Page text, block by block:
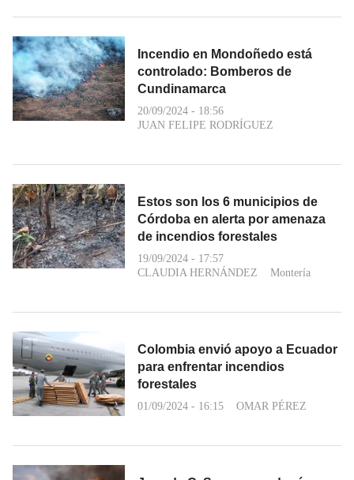
Incendio en Mondoñedo está
controlado: Bomberos de
Cundinamarca
20/09/2024 - 18:56
JUAN FELIPE RODRÍGUEZ
Estos son los 6 municipios de
Córdoba en alerta por amenaza
de incendios forestales
19/09/2024 - 17:57
CLAUDIA HERNÁNDEZ
Montería
Colombia envió apoyo a Ecuador
para enfrentar incendios
forestales
01/09/2024 - 16:15 OMAR PÉREZ